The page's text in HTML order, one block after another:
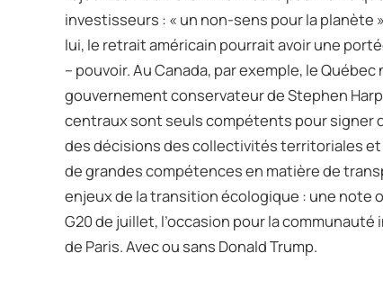
investisseurs : « un non-sens pour la planète
lui, le retrait américain pourrait avoir une
– pouvoir. Au Canada, par exemple, le
gouvernement conservateur de Stephen
centraux sont seuls compétents pour signer
des décisions des collectivités territoriales
de grandes compétences en matière de
enjeux de la transition écologique : une note
G20 de juillet, l’occasion pour la
de Paris. Avec ou sans Donald Trump.